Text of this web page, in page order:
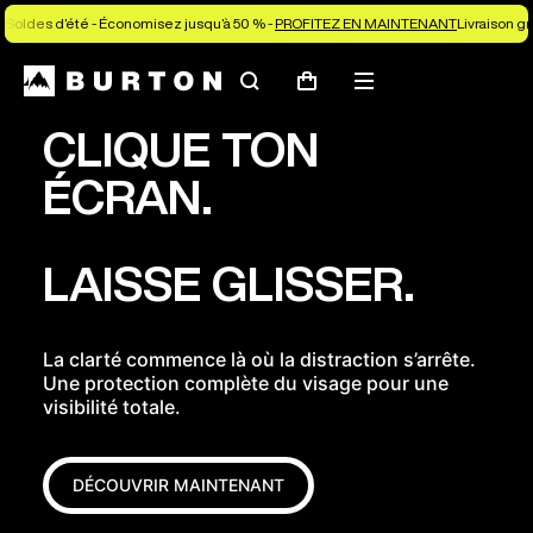
Soldes d’été - Économisez jusqu’à 50 % -PROFITEZ EN MAINTENANTLivraison
Rechercher
PanierMenu
CLIQUE TON
ÉCRAN.
LAISSE GLISSER.
La clarté commence là où la distraction s’arrête.
Une protection complète du visage pour une
visibilité totale.
DÉCOUVRIR MAINTENANT